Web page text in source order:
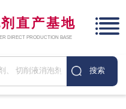
直产基地
DIRECT PRODUCTION BASE